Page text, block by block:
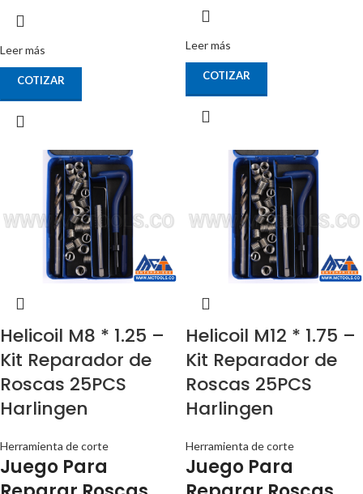
Leer más
COTIZAR
Leer más
COTIZAR
Helicoil M8 * 1.25 –
Kit Reparador de
Roscas 25PCS
Harlingen
Herramienta de corte
Juego Para
Helicoil M12 * 1.75 –
Kit Reparador de
Roscas 25PCS
Harlingen
Herramienta de corte
Juego Para